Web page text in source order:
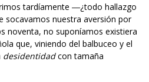
tardíamente ―¿todo hallazgo
socavamos nuestra aversión por
noventa, no suponíamos existiera
que, viniendo del balbuceo y el
desidentidadcon tamaña